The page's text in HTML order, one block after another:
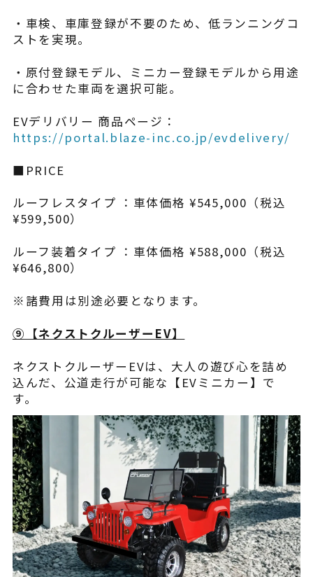
・車検、車庫登録が不要のため、低ランニングコ
ストを実現。
・原付登録モデル、ミニカー登録モデルから用途
に合わせた車両を選択可能。
EVデリバリー 商品ページ：
https://portal.blaze-inc.co.jp/evdelivery/
■PRICE
ルーフレスタイプ ：車体価格 ¥545,000（税込
¥599,500）
ルーフ装着タイプ ：車体価格 ¥588,000（税込
¥646,800）
※諸費用は別途必要となります。
⑨【ネクストクルーザーEV】
ネクストクルーザーEVは、大人の遊び心を詰め
込んだ、公道走行が可能な【EVミニカー】で
す。